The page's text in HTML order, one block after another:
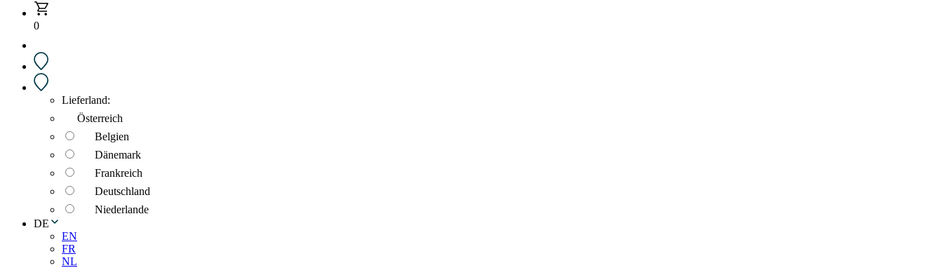
0
Lieferland:
Österreich
Belgien
Dänemark
Frankreich
Deutschland
Niederlande
DE
EN
FR
NL